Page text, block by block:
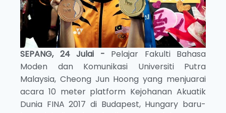
SEPANG, 24 Julai - Pelajar Fakulti Bahasa
Moden dan Komunikasi Universiti Putra
Malaysia, Cheong Jun Hoong yang menjuarai
acara 10 meter platform Kejohanan Akuatik
Dunia FINA 2017 di Budapest, Hungary baru-